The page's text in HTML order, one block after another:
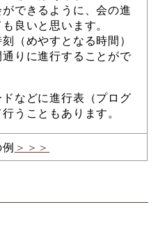
できるように、会の進
良いと思います。
（めやすとなる時間）
りに進行することがで
などに進行表（プログ
うこともあります。
＞＞＞